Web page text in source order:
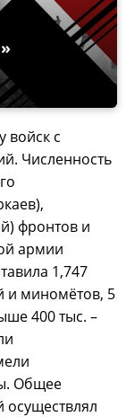
войск с
Численность
фронтов и
армии
1,747
и миномётов, 5
400 тыс. –
Общее